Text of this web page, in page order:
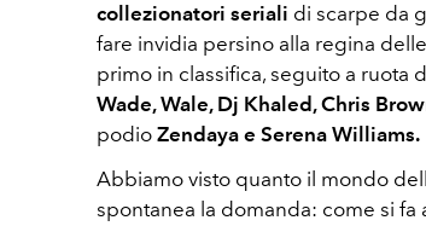
collezionatori seriali di scarpe da
fare invidia persino alla regina
primo in classifica, seguito a ruota
Wade, Wale, Dj Khaled, Chris
podio Zendaya e Serena Williams.
Abbiamo visto quanto il mondo
spontanea la domanda: come si fa